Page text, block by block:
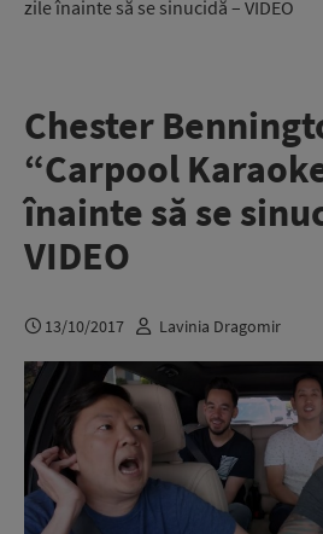
zile înainte să se sinucidă – VIDEO
Chester
“Carpool
înainte să se
VIDEO
13/10/2017 Lavinia Dragomir